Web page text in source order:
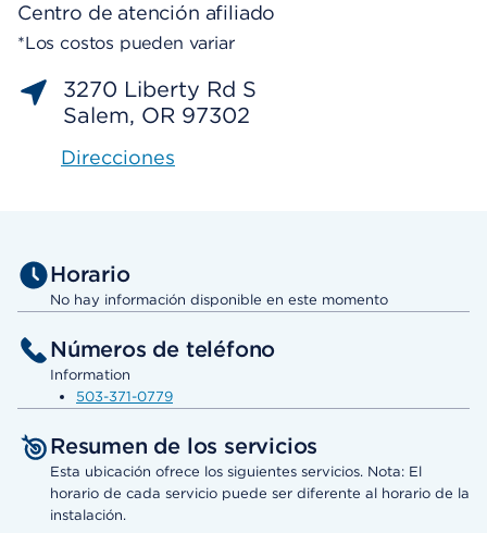
Centro de atención afiliado
*Los costos pueden variar
3270 Liberty Rd S
Salem, OR 97302
Direcciones
Horario
No hay información disponible en este momento
Números de teléfono
Information
503-371-0779
Resumen de los servicios
Esta ubicación ofrece los siguientes servicios. Nota: El
horario de cada servicio puede ser diferente al horario de la
instalación.